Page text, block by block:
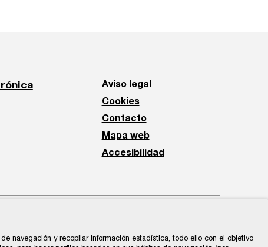
Aviso legal
Cookies
Contacto
Mapa web
Accesibilidad
navegación y recopilar información estadística, todo ello con el objetivo